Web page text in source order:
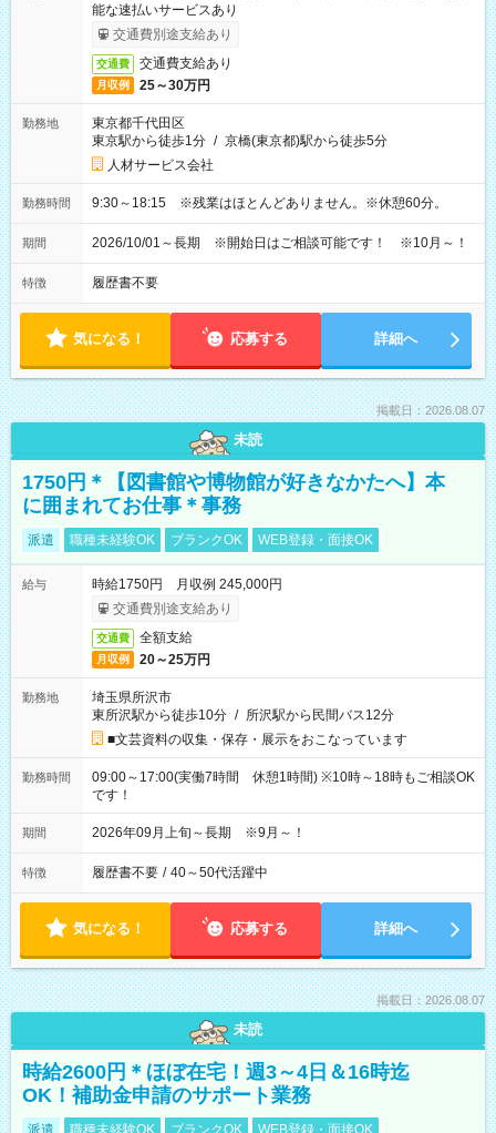
能な速払いサービスあり
交通費別途支給あり
交通費 交通費支給あり
月収例 25～30万円
勤務地
東京都千代田区
東京駅から徒歩1分 / 京橋(東京都)駅から徒歩5分
人材サービス会社
勤務時間 9:30～18:15 ※残業はほとんどありません。※休憩60分。
期間 2026/10/01～長期 ※開始日はご相談可能です！ ※10月～！
特徴 履歴書不要
気になる！ 応募する 詳細へ
掲載日：2026.08.07
未読
1750円＊【図書館や博物館が好きなかたへ】本
に囲まれてお仕事＊事務
派遣 職種未経験OK ブランクOK WEB登録・面接OK
給与
時給1750円 月収例 245,000円
交通費別途支給あり
交通費 全額支給
月収例 20～25万円
勤務地
埼玉県所沢市
東所沢駅から徒歩10分 / 所沢駅から民間バス12分
■文芸資料の収集・保存・展示をおこなっています
勤務時間
09:00～17:00(実働7時間 休憩1時間) ※10時～18時もご相談OK
です！
期間 2026年09月上旬～長期 ※9月～！
特徴 履歴書不要 / 40～50代活躍中
気になる！ 応募する 詳細へ
掲載日：2026.08.07
未読
時給2600円＊ほぼ在宅！週3～4日＆16時迄
OK！補助金申請のサポート業務
派遣 職種未経験OK ブランクOK WEB登録・面接OK